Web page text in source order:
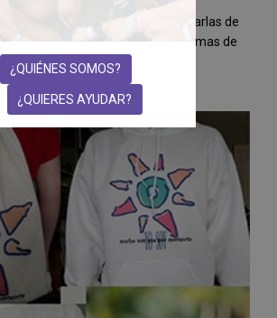
de pacientes y profesionales. Charlas de
especialistas del mundo sobre temas de
¿QUIÉNES SOMOS?
¿QUIERES AYUDAR?